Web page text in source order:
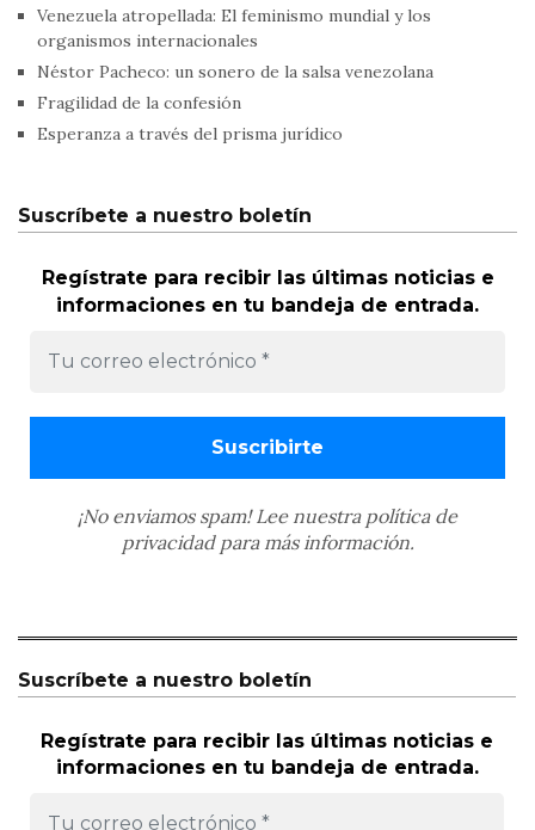
Venezuela atropellada: El feminismo mundial y los
organismos internacionales
Néstor Pacheco: un sonero de la salsa venezolana
Fragilidad de la confesión
Esperanza a través del prisma jurídico
Suscríbete a nuestro boletín
Regístrate para recibir las últimas noticias e
informaciones en tu bandeja de entrada.
¡No enviamos spam! Lee nuestra política de
privacidadpara más información.
Suscríbete a nuestro boletín
Regístrate para recibir las últimas noticias e
informaciones en tu bandeja de entrada.